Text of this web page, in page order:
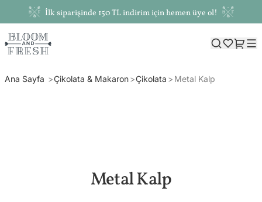
İlk siparişinde 150 TL indirim için hemen üye ol!
Ana Sayfa Çikolata & Makaron Çikolata Metal Kalp
Metal Kalp